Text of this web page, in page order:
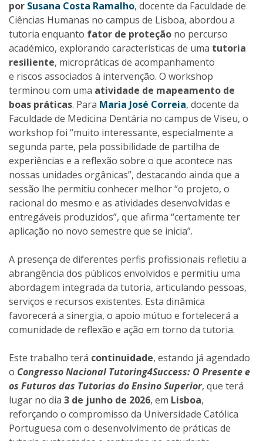
por Susana Costa Ramalho, docente da Faculdade de
Ciências Humanas no campus de Lisboa, abordou a
tutoria enquanto fator de proteção no percurso
académico, explorando características de uma tutoria
resiliente, micropráticas de acompanhamento
e riscos associados à intervenção. O workshop
terminou com uma atividade de mapeamento de
boas práticas. Para Maria José Correia, docente da
Faculdade de Medicina Dentária no campus de Viseu, o
workshop foi “muito interessante, especialmente a
segunda parte, pela possibilidade de partilha de
experiências e a reflexão sobre o que acontece nas
nossas unidades orgânicas”, destacando ainda que a
sessão lhe permitiu conhecer melhor “o projeto, o
racional do mesmo e as atividades desenvolvidas e
entregáveis produzidos”, que afirma “certamente ter
aplicação no novo semestre que se inicia”.
A presença de diferentes perfis profissionais refletiu a
abrangência dos públicos envolvidos e permitiu uma
abordagem integrada da tutoria, articulando pessoas,
serviços e recursos existentes. Esta dinâmica
favorecerá a sinergia, o apoio mútuo e fortelecerá a
comunidade de reflexão e ação em torno da tutoria.
Este trabalho terá continuidade, estando já agendado
o Congresso Nacional Tutoring4Success: O Presente e
os Futuros das Tutorias do Ensino Superior, que terá
lugar no dia 3 de junho de 2026, em Lisboa,
reforçando o compromisso da Universidade Católica
Portuguesa com o desenvolvimento de práticas de